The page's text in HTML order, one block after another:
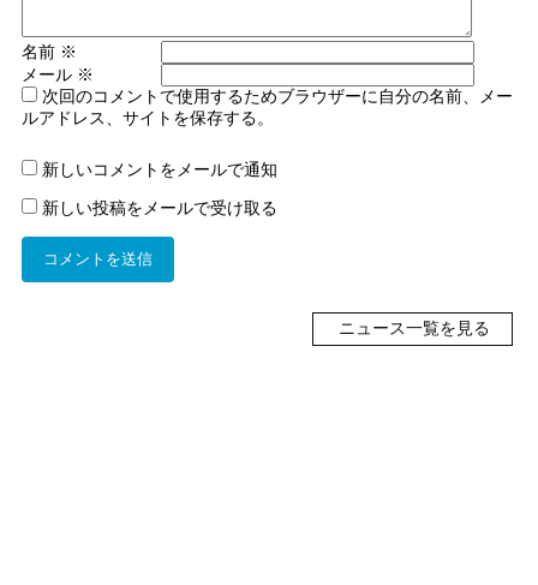
名前 ※
メール ※
次回のコメントで使用するためブラウザーに自分の名前、メー
ルアドレス、サイトを保存する。
新しいコメントをメールで通知
新しい投稿をメールで受け取る
ニュース一覧を見る